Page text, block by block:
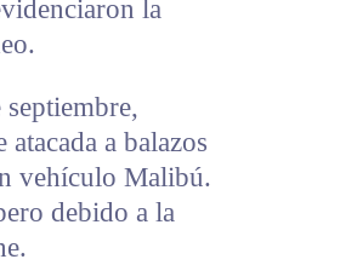
la
a balazos
vehículo Malibú.
debido a la